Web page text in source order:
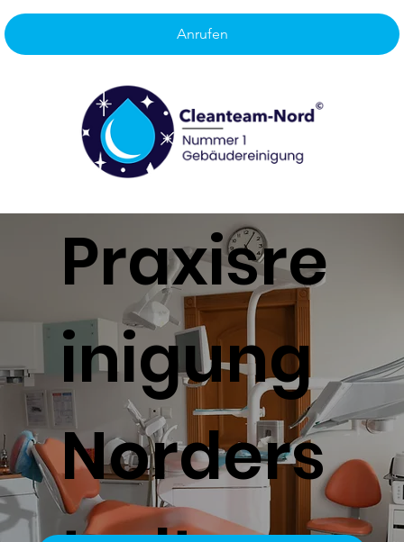
Anrufen
Praxisre
inigung
Norders